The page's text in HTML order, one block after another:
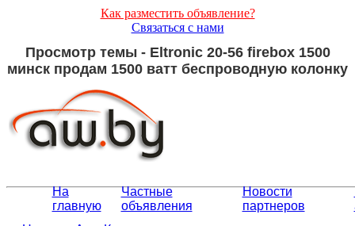
Как разместить объявление?
Связаться с нами
Просмотр темы - Eltronic 20-56 firebox 1500
минск продам 1500 ватт беспроводную колонку
На
главную
Частные
объявления
Новости
партнеров